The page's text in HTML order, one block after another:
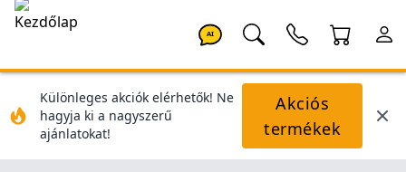
AI
Különleges akciók elérhetők! Ne
hagyja ki a nagyszerű
ajánlatokat!
Akciós
termékek